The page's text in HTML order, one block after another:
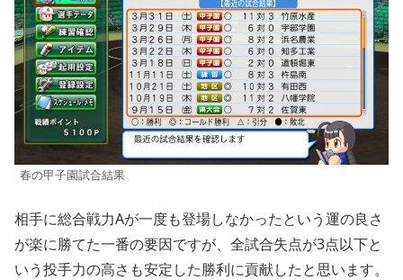
春の甲子園試合結果
相手に総合戦力Aが一度も登場しなかったという運の良さ
が楽に勝てた一番の要因ですが、全試合失点が3点以下と
いう投手力の高さも安定した勝利に貢献したと思います。